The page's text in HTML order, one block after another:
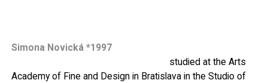
Simona Novická *1997
studied at the Arts
Academy of Fine and Design in Bratislava in the Studio of